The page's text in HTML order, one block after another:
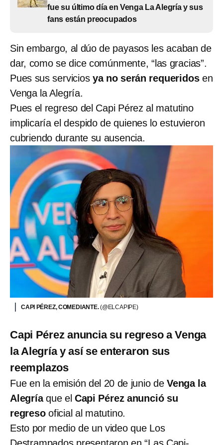
fue su último día en Venga La Alegría y sus
fans están preocupados
Sin embargo, al dúo de payasos les acaban de
dar, como se dice comúnmente, “las gracias”.
Pues sus serviciosya no serán requeridos en
Venga la Alegría.
Pues el regreso del Capi Pérez al matutino
implicaría el despido de quienes lo estuvieron
cubriendo durante su ausencia.
CAPI PÉREZ, COMEDIANTE.(@ELCAPIPE)
Capi Pérez anuncia su regreso a Venga
la Alegría y así se enteraron sus
reemplazos
Fue en la emisión del 20 de junio de Venga la
Alegríaque el Capi Pérez anunció su
regresooficial al matutino.
Esto por medio de un video que Los